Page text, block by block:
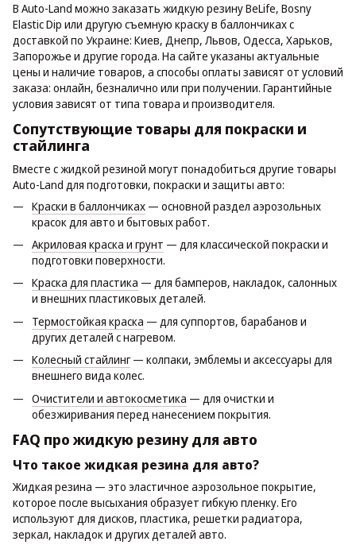
В Auto-Land можно заказать жидкую резину BeLife, Bosny
Elastic Dip или другую съемную краску в баллончиках с
доставкой по Украине: Киев, Днепр, Львов, Одесса, Харьков,
Запорожье и другие города. На сайте указаны актуальные
цены и наличие товаров, а способы оплаты зависят от условий
заказа: онлайн, безналично или при получении. Гарантийные
условия зависят от типа товара и производителя.
Сопутствующие товары для покраски и
стайлинга
Вместе с жидкой резиной могут понадобиться другие товары
Auto-Land для подготовки, покраски и защиты авто:
Краски в баллончиках — основной раздел аэрозольных
красок для авто и бытовых работ.
Акриловая краска и грунт — для классической покраски и
подготовки поверхности.
Краска для пластика — для бамперов, накладок, салонных
и внешних пластиковых деталей.
Термостойкая краска — для суппортов, барабанов и
других деталей с нагревом.
Колесный стайлинг— колпаки, эмблемы и аксессуары для
внешнего вида колес.
Очистители и автокосметика — для очистки и
обезжиривания перед нанесением покрытия.
FAQ про жидкую резину для авто
Что такое жидкая резина для авто?
Жидкая резина — это эластичное аэрозольное покрытие,
которое после высыхания образует гибкую пленку. Его
используют для дисков, пластика, решетки радиатора,
зеркал, накладок и других деталей авто.